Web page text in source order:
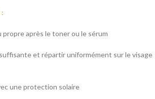
après le toner ou le sérum
et répartir uniformément sur le visage
une protection solaire